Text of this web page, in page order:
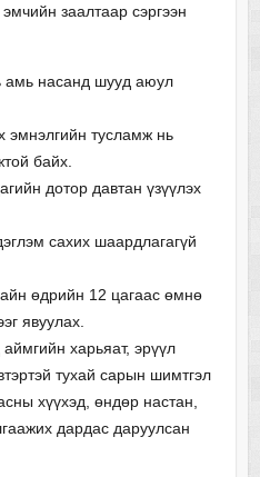
заалтаар сэргээн
амь насанд шууд аюул
эмнэлгийн тусламж нь
байх.
дотор давтан үзүүлэх
сахих шаардлагагүй
өдрийн 12 цагаас өмнө
явуулах.
харьяат, эрүүл
тухай сарын шимтгэл
хүүхэд, өндөр настан,
дардас даруулсан